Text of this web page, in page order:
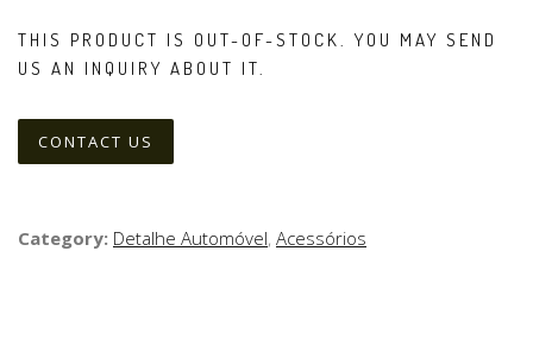
THIS PRODUCT IS OUT-OF-STOCK. YOU MAY SEND
US AN INQUIRY ABOUT IT.
CONTACT US
Category: Detalhe Automóvel, Acessórios